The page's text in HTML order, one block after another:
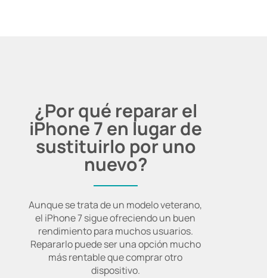
¿Por qué reparar el
iPhone 7 en lugar de
sustituirlo por uno
nuevo?
Aunque se trata de un modelo veterano,
el iPhone 7 sigue ofreciendo un buen
rendimiento para muchos usuarios.
Repararlo puede ser una opción mucho
más rentable que comprar otro
dispositivo.